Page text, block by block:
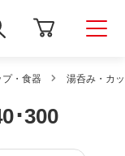
プ・食器 湯呑み・カ
･300